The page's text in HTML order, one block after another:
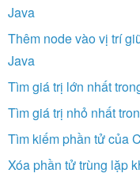
Java
Thêm node vào vị trí
Java
Tìm giá trị lớn nhất
Tìm giá trị nhỏ nhất
Tìm kiếm phần tử của
Xóa phần tử trùng lặp